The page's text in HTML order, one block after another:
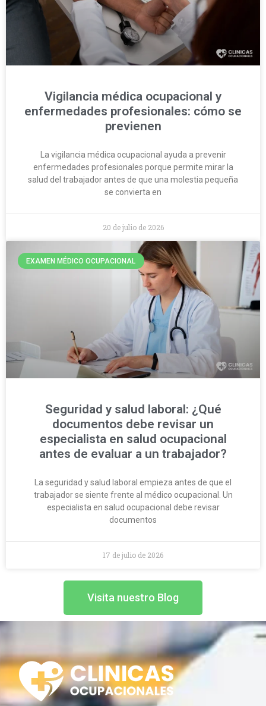
Vigilancia médica ocupacional y
enfermedades profesionales: cómo se
previenen
La vigilancia médica ocupacional ayuda a prevenir
enfermedades profesionales porque permite mirar la
salud del trabajador antes de que una molestia pequeña
se convierta en
20 de julio de 2026
EXAMEN MÉDICO OCUPACIONAL
Seguridad y salud laboral: ¿Qué
documentos debe revisar un
especialista en salud ocupacional
antes de evaluar a un trabajador?
La seguridad y salud laboral empieza antes de que el
trabajador se siente frente al médico ocupacional. Un
especialista en salud ocupacional debe revisar
documentos
17 de julio de 2026
Visita nuestro Blog